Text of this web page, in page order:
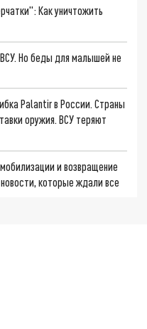
Как уничтожить
Но беды для малышей не
Palantir в России. Страны
оружия. ВСУ теряют
и возвращение
которые ждали все